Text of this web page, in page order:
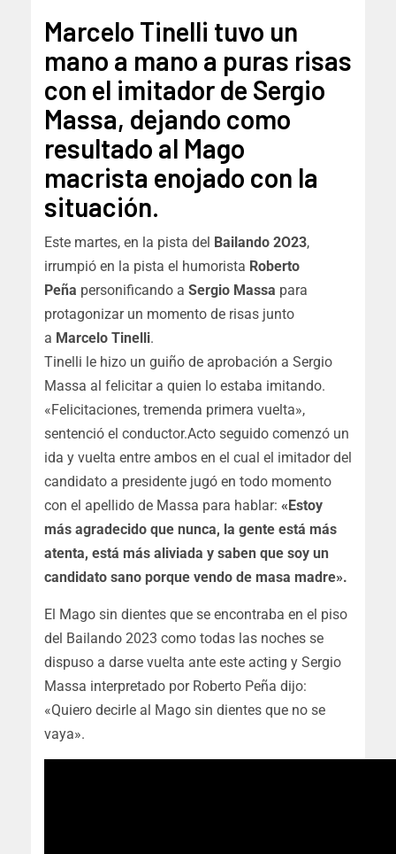
Marcelo Tinelli tuvo un
mano a mano a puras risas
con el imitador de Sergio
Massa, dejando como
resultado al Mago
macrista enojado con la
situación.
Este martes, en la pista del Bailando 2O23,
irrumpió en la pista el humorista Roberto
Peña personificando a Sergio Massa para
protagonizar un momento de risas junto
a Marcelo Tinelli.
Tinelli le hizo un guiño de aprobación a Sergio
Massa al felicitar a quien lo estaba imitando.
«Felicitaciones, tremenda primera vuelta»,
sentenció el conductor.Acto seguido comenzó un
ida y vuelta entre ambos en el cual el imitador del
candidato a presidente jugó en todo momento
con el apellido de Massa para hablar: «Estoy
más agradecido que nunca, la gente está más
atenta, está más aliviada y saben que soy un
candidato sano porque vendo de masa madre».
El Mago sin dientes que se encontraba en el piso
del Bailando 2023 como todas las noches se
dispuso a darse vuelta ante este acting y Sergio
Massa interpretado por Roberto Peña dijo:
«Quiero decirle al Mago sin dientes que no se
vaya».